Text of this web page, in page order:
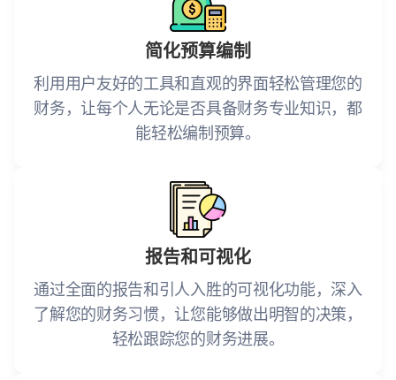
简化预算编制
利用用户友好的工具和直观的界面轻松管理您的
财务，让每个人无论是否具备财务专业知识，都
能轻松编制预算。
报告和可视化
通过全面的报告和引人入胜的可视化功能，深入
了解您的财务习惯，让您能够做出明智的决策，
轻松跟踪您的财务进展。